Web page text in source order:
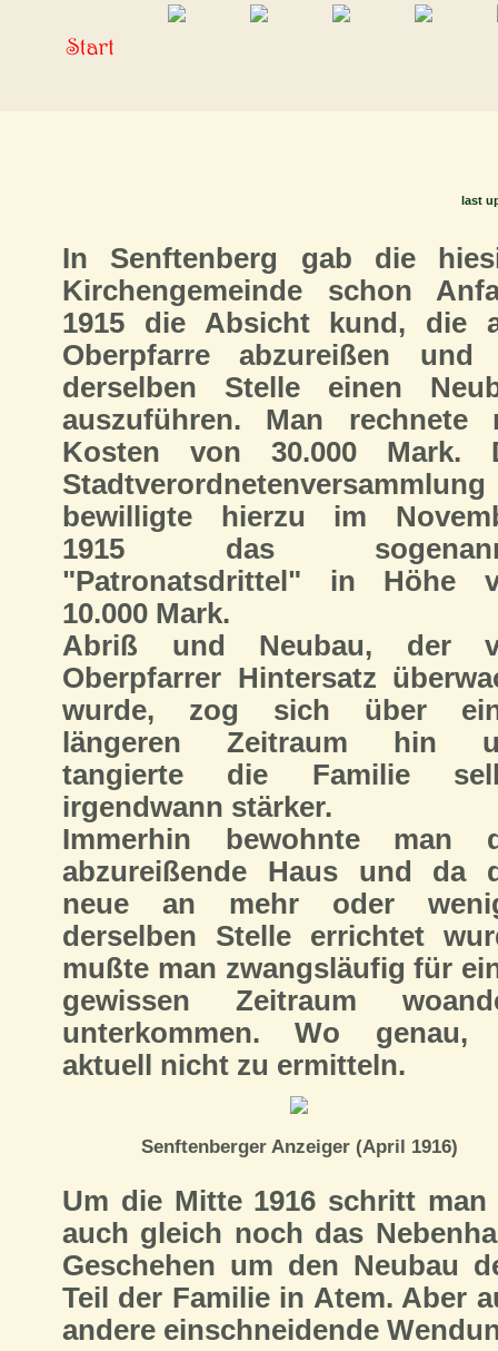
last
In Senftenberg gab die
Kirchengemeinde schon
1915 die Absicht kund, die
Oberpfarre abzureißen und
derselben Stelle einen
auszuführen. Man rechnete
Kosten von 30.000 Mark.
Stadtverordnetenversammlung
bewilligte hierzu im
1915 das
"Patronatsdrittel" in Höhe
10.000 Mark.
Abriß und Neubau, der
Oberpfarrer Hintersatz
wurde, zog sich über
längeren Zeitraum hin
tangierte die Familie
irgendwann stärker.
Immerhin bewohnte man
abzureißende Haus und da
neue an mehr oder
derselben Stelle errichtet
mußte man zwangsläufig für
gewissen Zeitraum
unterkommen. Wo genau,
aktuell nicht zu ermitteln.
Senftenberger Anzeiger (April 1916)
Um die Mitte 1916 schritt
auch gleich noch das
Geschehen um den Neubau
Teil der Familie in Atem. Aber
andere einschneidende